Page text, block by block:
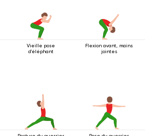
Vieille pose
d'éléphant
Flexion avant, mains
jointes